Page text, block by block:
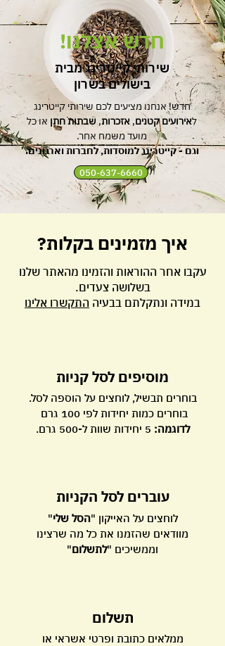
חדש אצלנו!
שירותי קייטרינג מבית
בישולים בשרון
חדש! אנחנו מציעים לכם שירותי קייטרינג
לאירועים קטנים, אזכרות, שבתות חתן או כל
מועד משמח אחר.
וגם - קייטרינג למוסדות, לחברות וארגונים.
050-637-6660
איך מזמינים בקלות?
עקבו אחר ההוראות והזמינו מהאתר שלנו
בשלושה צעדים.
במידה ונתקלתם בבעיה התקשרו אלינו
מוסיפים לסל קניות
בוחרים תבשיל, לוחצים על הוספה לסל.
בוחרים כמות יחידות לפי 100 גרם
לדוגמה:
עוברים לסל הקניות
לוחצים על האייקון "הסל שלי"
מוודאים שהזמנו את כל מה שרצינו
וממשיכים "לתשלום"
תשלום
ממלאים כתובת ופרטי אשראי או